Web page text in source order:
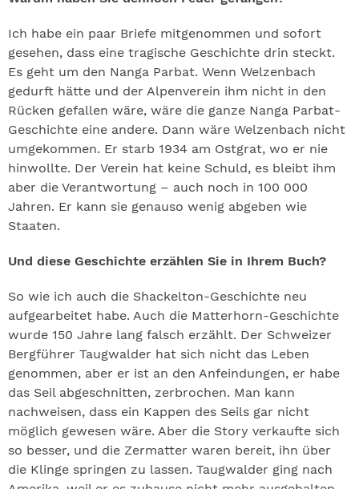
Ich habe ein paar Briefe mitgenommen und sofort
gesehen, dass eine tragische Geschichte drin steckt.
Es geht um den Nanga Parbat. Wenn Welzenbach
gedurft hätte und der Alpenverein ihm nicht in den
Rücken gefallen wäre, wäre die ganze Nanga Parbat-
Geschichte eine andere. Dann wäre Welzenbach nicht
umgekommen. Er starb 1934 am Ostgrat, wo er nie
hinwollte. Der Verein hat keine Schuld, es bleibt ihm
aber die Verantwortung – auch noch in 100 000
Jahren. Er kann sie genauso wenig abgeben wie
Staaten.
Und diese Geschichte erzählen Sie in Ihrem Buch?
So wie ich auch die Shackelton-Geschichte neu
aufgearbeitet habe. Auch die Matterhorn-Geschichte
wurde 150 Jahre lang falsch erzählt. Der Schweizer
Bergführer Taugwalder hat sich nicht das Leben
genommen, aber er ist an den Anfeindungen, er habe
das Seil abgeschnitten, zerbrochen. Man kann
nachweisen, dass ein Kappen des Seils gar nicht
möglich gewesen wäre. Aber die Story verkaufte sich
so besser, und die Zermatter waren bereit, ihn über
die Klinge springen zu lassen. Taugwalder ging nach